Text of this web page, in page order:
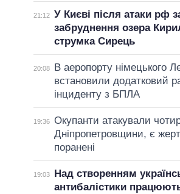
21:12 У Києві після атаки рф
забруднення озера
струмка Сирець
20:08
В аеропорту німецького
встановили додатковий
інциденту з БПЛА
19:36 Окупанти атакували
Дніпропетровщини, є
поранені
19:03
Над створенням
антибалістики